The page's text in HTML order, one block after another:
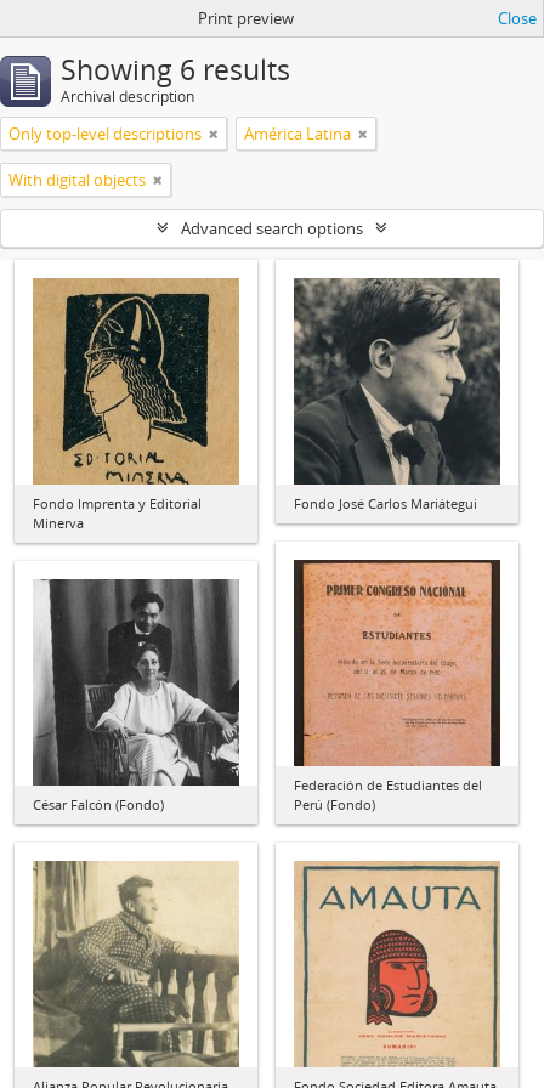
Print preview Close
Showing 6 results
Archival description
Only top-level descriptions América Latina
With digital objects
Advanced search options
Fondo Imprenta y Editorial
Minerva
Fondo José Carlos Mariátegui
Federación de Estudiantes del
Perú (Fondo)
César Falcón (Fondo)